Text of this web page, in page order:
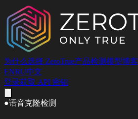
为什么选择 ZeroTrue产品检测模型博客
ENRU中文
登录获取 API 密钥
●语音克隆检测